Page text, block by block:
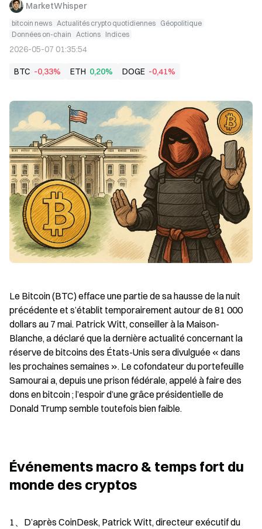
MarketWhisper
bitcoin news Actualités crypto quotidiennes Géopolitique
Données on-chain Actions Indices
2026-05-07 01:35:54
BTC -0,33% ETH 0,20% DOGE -0,41%
Le Bitcoin (BTC) efface une partie de sa hausse de la nuit
précédente et s’établit temporairement autour de 81 000
dollars au 7 mai. Patrick Witt, conseiller à la Maison-
Blanche, a déclaré que la dernière actualité concernant la
réserve de bitcoins des États-Unis sera divulguée « dans
les prochaines semaines ». Le cofondateur du portefeuille
Samourai a, depuis une prison fédérale, appelé à faire des
dons en bitcoin ; l’espoir d’une grâce présidentielle de
Donald Trump semble toutefois bien faible.
Événements macro & temps fort du
monde des cryptos
1、D’après CoinDesk, Patrick Witt, directeur exécutif du